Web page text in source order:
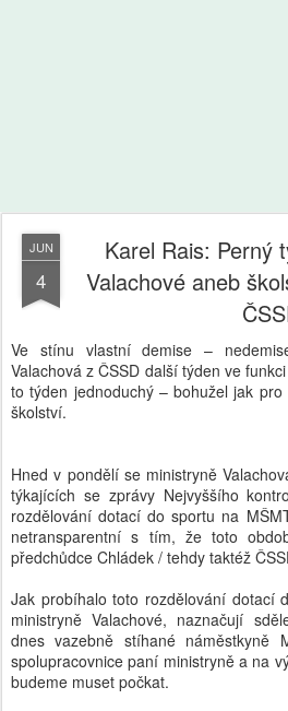
JUN
4
Karel Rais: Perný
Valachové aneb
Ve stínu vlastní demise –
Valachová z ČSSD další týden ve
to týden jednoduchý – bohužel jak
školství.
Hned v pondělí se ministryně
týkajících se zprávy Nejvyššího
rozdělování dotací do sportu na
netransparentní s tím, že toto
předchůdce Chládek / tehdy taktéž
Jak probíhalo toto rozdělování dotací
ministryně Valachové, naznačují
dnes vazebně stíhané náměstkyně
spolupracovnice paní ministryně a na
budeme muset počkat.